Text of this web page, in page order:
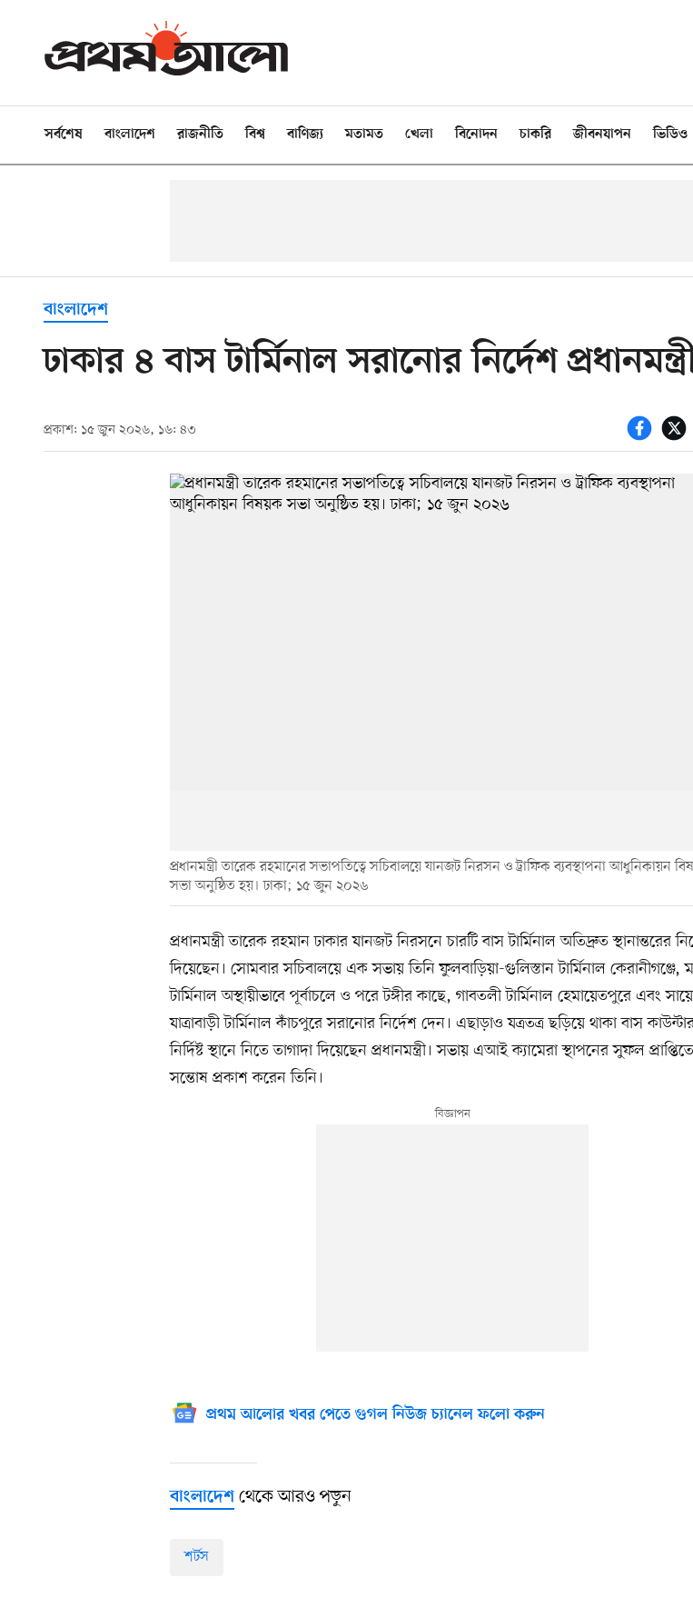
সর্বশেষ বাংলাদেশ রাজনীতি বিশ্ব বাণিজ্য মতামত খেলা বিনোদন চাকরি জীবনযাপন ভিডিও
বাংলাদেশ
ঢাকার ৪ বাস টার্মিনাল সরানোর নির্দেশ
প্রকাশ: ১৫ জুন ২০২৬, ১৬: ৪৩
প্রধানমন্ত্রী তারেক রহমানের সভাপতিত্বে সচিবালয়ে যানজট নিরসন ও ট্রাফিক ব্যবস্থাপনা আধুনিকায়ন
সভা অনুষ্ঠিত হয়। ঢাকা; ১৫ জুন ২০২৬
প্রধানমন্ত্রী তারেক রহমান ঢাকার যানজট নিরসনে চারটি বাস টার্মিনাল অতিদ্রুত স্থানান্তরের
দিয়েছেন। সোমবার সচিবালয়ে এক সভায় তিনি ফুলবাড়িয়া-গুলিস্তান টার্মিনাল কেরানীগঞ্জে,
টার্মিনাল অস্থায়ীভাবে পূর্বাচলে ও পরে টঙ্গীর কাছে, গাবতলী টার্মিনাল হেমায়েতপুরে এবং
যাত্রাবাড়ী টার্মিনাল কাঁচপুরে সরানোর নির্দেশ দেন। এছাড়াও যত্রতত্র ছড়িয়ে থাকা বাস
নির্দিষ্ট স্থানে নিতে তাগাদা দিয়েছেন প্রধানমন্ত্রী। সভায় এআই ক্যামেরা স্থাপনের সুফল প্রাপ্তিতে
সন্তোষ প্রকাশ করেন তিনি।
প্রথম আলোর খবর পেতে গুগল নিউজ চ্যানেল ফলো করুন
বাংলাদেশ থেকে আরও পড়ুন
শর্টস